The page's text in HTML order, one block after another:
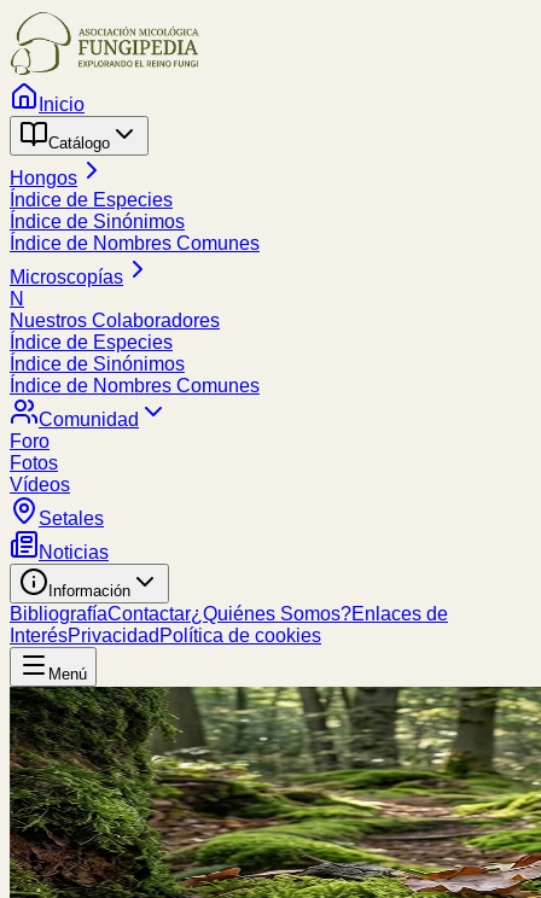
Inicio
Catálogo
Hongos
Índice de Especies
Índice de Sinónimos
Índice de Nombres Comunes
Microscopías
N
Nuestros Colaboradores
Índice de Especies
Índice de Sinónimos
Índice de Nombres Comunes
Comunidad
Foro
Fotos
Vídeos
Setales
Noticias
Información
BibliografíaContactar¿Quiénes Somos?Enlaces de
InterésPrivacidad Política de cookies
Menú